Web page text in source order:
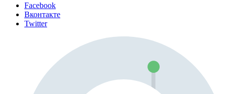
Facebook
Вконтакте
Twitter